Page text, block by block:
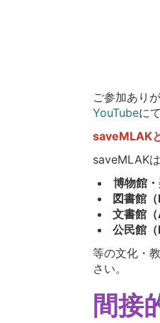
ご参加あり
YouTubeに
saveMLAK
saveMLAK
博物館
図書館
文書館
公民館
等の文化・
さい。
間接